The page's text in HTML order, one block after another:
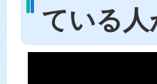
ている